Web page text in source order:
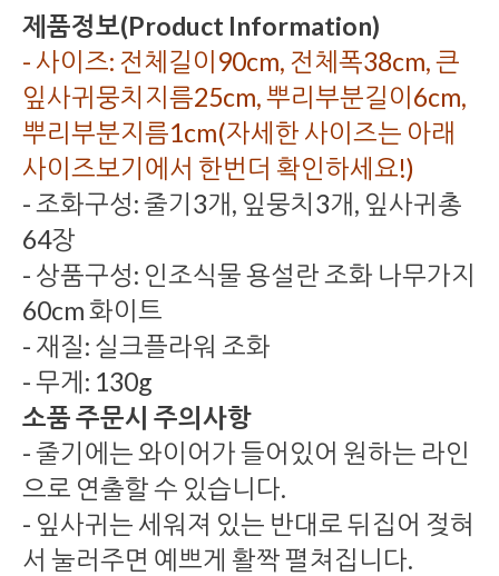
제품정보(Product Information)
- 사이즈: 전체길이90cm, 전체폭38cm, 큰
잎사귀뭉치지름25cm, 뿌리부분길이6cm,
뿌리부분지름1cm(자세한 사이즈는 아래
사이즈보기에서 한번더 확인하세요!)
- 조화구성: 줄기3개, 잎뭉치3개, 잎사귀총
64장
- 상품구성: 인조식물 용설란 조화 나무가지
60cm 화이트
- 재질: 실크플라워 조화
- 무게: 130g
소품 주문시 주의사항
- 줄기에는 와이어가 들어있어 원하는 라인
으로 연출할 수 있습니다.
- 잎사귀는 세워져 있는 반대로 뒤집어 젖혀
서 눌러주면 예쁘게 활짝 펼쳐집니다.